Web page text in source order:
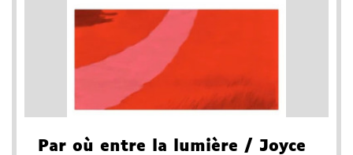
Par où entre la lumière / Joyce